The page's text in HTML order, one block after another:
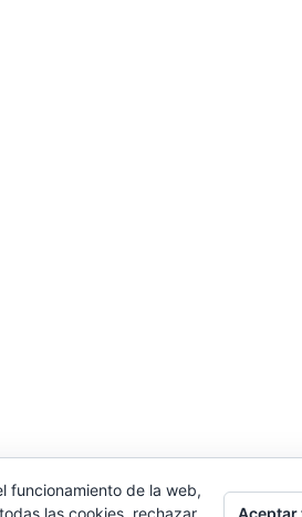
funcionamiento de la web,
las cookies, rechazar
Aceptar